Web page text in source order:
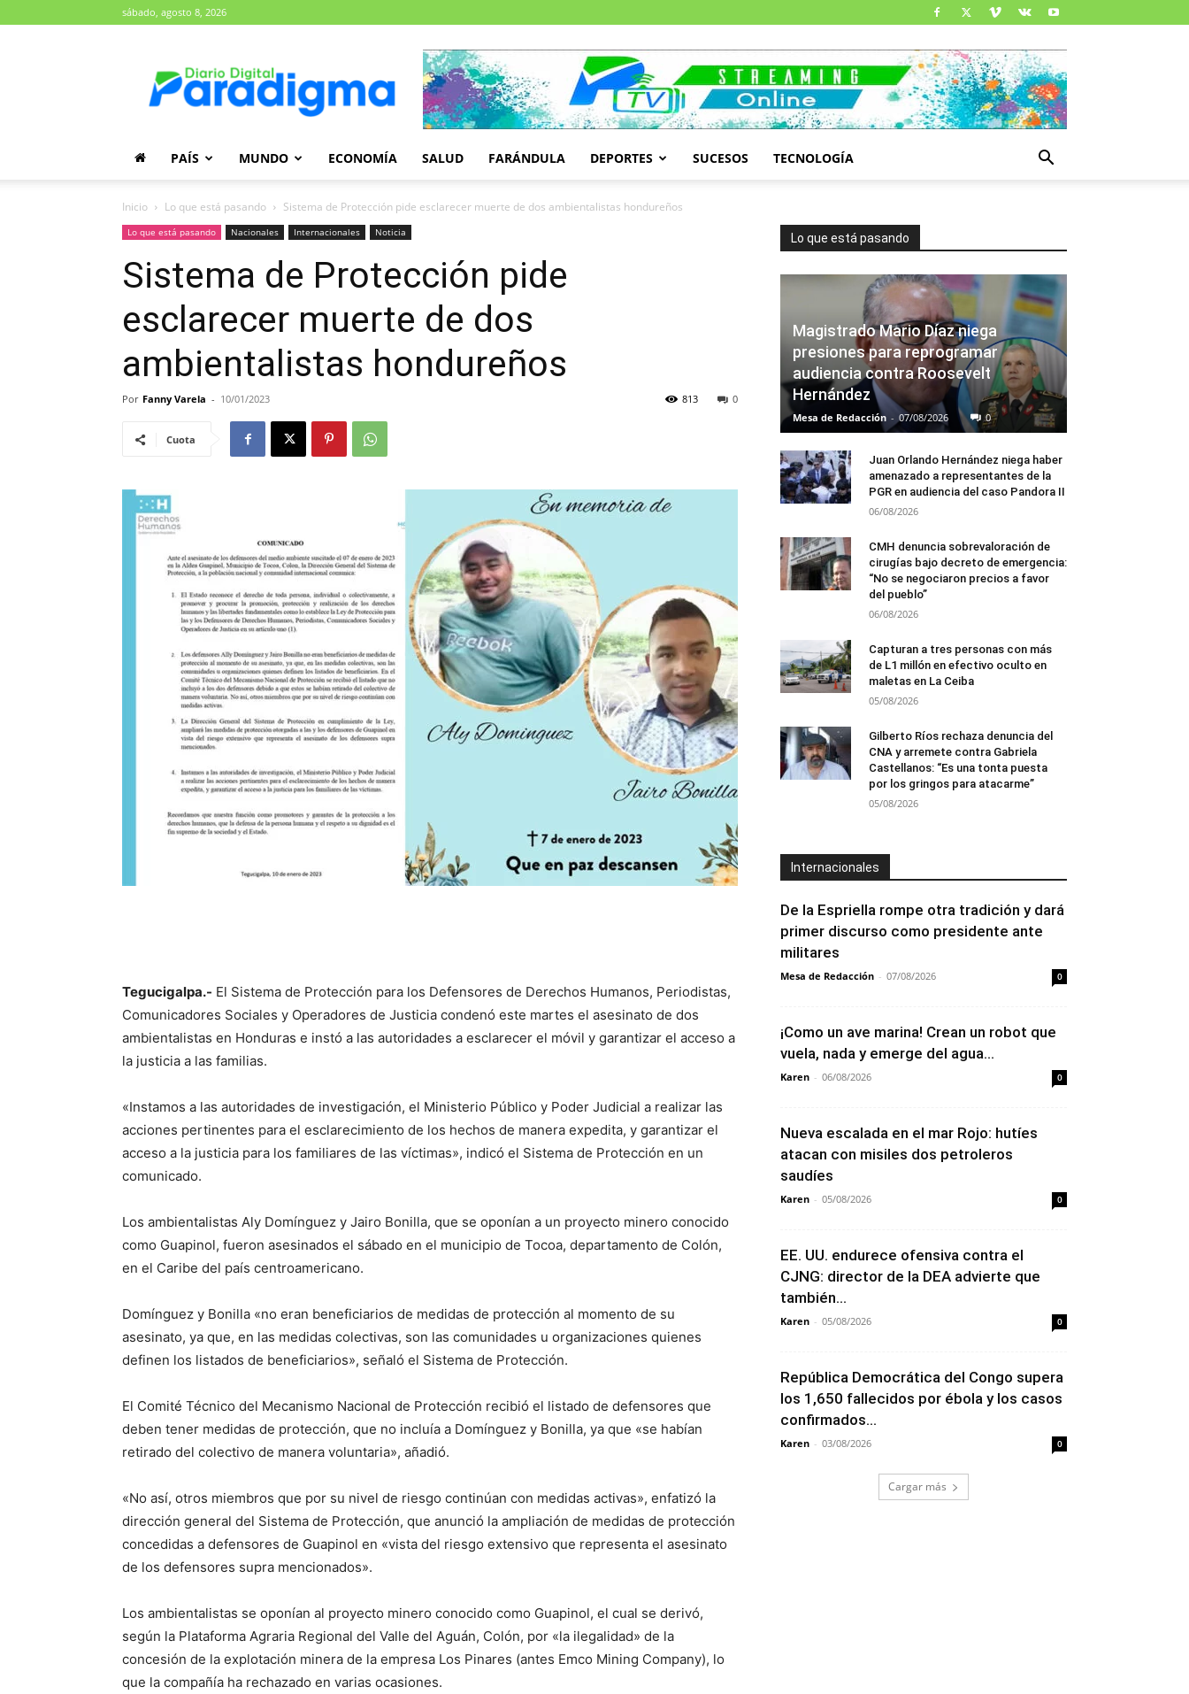
sábado, agosto 8, 2026
Paradigma
PAÍS MUNDO ECONOMÍA SALUD FARÁNDULA DEPORTES SUCESOS TECNOLOGÍA
Inicio Lo que está pasando Sistema de Protección pide esclarecer muerte de dos ambientalistas hondureños
Lo que está pasando Nacionales Internacionales Noticia
Sistema de Protección pide
esclarecer muerte de dos
ambientalistas hondureños
Por Fanny Varela - 10/01/2023 0
813
Cuota
Tegucigalpa.- El Sistema de Protección para los Defensores de Derechos Humanos, Periodistas,
Comunicadores Sociales y Operadores de Justicia condenó este martes el asesinato de dos
ambientalistas en Honduras e instó a las autoridades a esclarecer el móvil y garantizar el acceso a
la justicia a las familias.
«Instamos a las autoridades de investigación, el Ministerio Público y Poder Judicial a realizar las
acciones pertinentes para el esclarecimiento de los hechos de manera expedita, y garantizar el
acceso a la justicia para los familiares de las víctimas», indicó el Sistema de Protección en un
comunicado.
Los ambientalistas Aly Domínguez y Jairo Bonilla, que se oponían a un proyecto minero conocido
como Guapinol, fueron asesinados el sábado en el municipio de Tocoa, departamento de Colón,
en el Caribe del país centroamericano.
Domínguez y Bonilla «no eran beneficiarios de medidas de protección al momento de su
asesinato, ya que, en las medidas colectivas, son las comunidades u organizaciones quienes
definen los listados de beneficiarios», señaló el Sistema de Protección.
El Comité Técnico del Mecanismo Nacional de Protección recibió el listado de defensores que
deben tener medidas de protección, que no incluía a Domínguez y Bonilla, ya que «se habían
retirado del colectivo de manera voluntaria», añadió.
«No así, otros miembros que por su nivel de riesgo continúan con medidas activas», enfatizó la
dirección general del Sistema de Protección, que anunció la ampliación de medidas de protección
concedidas a defensores de Guapinol en «vista del riesgo extensivo que representa el asesinato
de los defensores supra mencionados».
Los ambientalistas se oponían al proyecto minero conocido como Guapinol, el cual se derivó,
según la Plataforma Agraria Regional del Valle del Aguán, Colón, por «la ilegalidad» de la
concesión de la explotación minera de la empresa Los Pinares (antes Emco Mining Company), lo
que la compañía ha rechazado en varias ocasiones.
Lo que está pasando
Magistrado Mario Díaz niega
presiones para reprogramar
audiencia contra Roosevelt
Hernández
Mesa de Redacción - 07/08/2026 0
Juan Orlando Hernández niega haber
amenazado a representantes de la
PGR en audiencia del caso Pandora II
06/08/2026
CMH denuncia sobrevaloración de
cirugías bajo decreto de emergencia:
“No se negociaron precios a favor
del pueblo”
06/08/2026
Capturan a tres personas con más
de L1 millón en efectivo oculto en
maletas en La Ceiba
05/08/2026
Gilberto Ríos rechaza denuncia del
CNA y arremete contra Gabriela
Castellanos: “Es una tonta puesta
por los gringos para atacarme”
05/08/2026
Internacionales
De la Espriella rompe otra tradición y dará
primer discurso como presidente ante
militares
Mesa de Redacción - 07/08/2026 0
¡Como un ave marina! Crean un robot que
vuela, nada y emerge del agua...
Karen - 06/08/2026 0
Nueva escalada en el mar Rojo: hutíes
atacan con misiles dos petroleros
saudíes
Karen - 05/08/2026 0
EE. UU. endurece ofensiva contra el
CJNG: director de la DEA advierte que
también...
Karen - 05/08/2026 0
República Democrática del Congo supera
los 1,650 fallecidos por ébola y los casos
confirmados...
Karen - 03/08/2026 0
Cargar más